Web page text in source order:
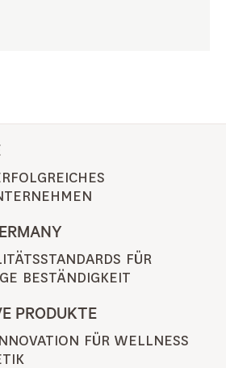
FÜR
BESTÄNDIGKEIT
PRODUKTE
FÜR WELLNESS